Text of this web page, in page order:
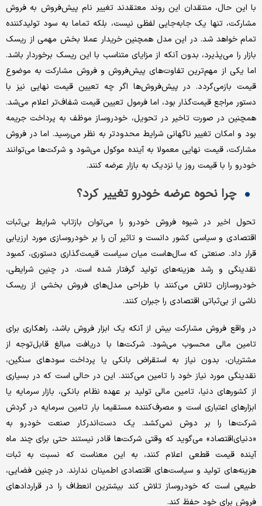
با این حال، منتقدان این روند معتقدند تغییر نام پیش‌فروش به فروش
مشارکت، تنها یک جابه‌جایی لفظی نیست، بلکه تماما به سود تولیدکننده
تمام خواهد شد. در این مدل همچنین خریدار عملا بخش مهمی از ریسک
بازار را می‌پذیرد، بدون آنکه از مزایای متناسب با این ریسک برخوردار باشد.
اما یکی از مهم‌ترین تفاوت‌های پیش‌فروش و فروش مشارکت به موضوع
قیمت بازمی‌گردد. در پیش‌فروش‌ها اگر چه تعیین قیمت نهایی نیز با
دستور مراجع قیمت‌گذار بود، اما فرمول تعیین قیمت شفاف‌تر اعلام می‌شد.
همچنین در صورت تاخیر در تحویل، خودروساز موظف به پرداخت جریمه
بود و امکان تغییر ناگهانی شرایط محدودتر به نظر می‌رسید. اما در فروش
مشارکت، قیمت نهایی معمولا به آینده موکول می‌شود و شرکت‌ها می‌توانند
خودرو را با قیمت روز یا نزدیک به بازار عرضه کنند.
چرا نحوه عرضه خودرو تغییر کرد؟
تحول اخیر در شیوه فروش خودرو را می‌توان بازتاب شرایط بی‌ثبات
اقتصادی و سیاسی کشور دانست و تاثیر آن را بر خودروسازی مورد ارزیابی
قرار داد. صنعتی که سال‌هاست میان سیاست قیمت‌گذاری دستوری، کمبود
نقدینگی و رشد هزینه‌های تولید گرفتار شده است. در چنین شرایطی،
خودروسازان تلاش می‌کنند با طراحی مدل‌های فروش بخشی از ریسک
ناشی از بی‌ثباتی اقتصادی را جبران کنند.
در واقع فروش مشارکت بیش از آنکه یک ابزار فروش باشد، راهکاری برای
تامین مالی محسوب می‌شود. شرکت‌ها با دریافت مبالغ قابل‌توجه از
مشتریان، بدون نیاز به استقراض بانکی یا پرداخت سودهای سنگین،
نقدینگی مورد نیاز خود را تامین می‌کنند. این در حالی است که در بسیاری
از کشورهای دنیا، تامین مالی تولید بر عهده نظام بانکی، بازار سرمایه یا
ابزارهای اعتباری است و مصرف‌کننده مستقیما بار تامین سرمایه در گردش
شرکت‌ها را بر دوش نمی‌کشد. یک دست‌اندرکار صنعت خودرو به
«دنیای‌اقتصاد» می‌گوید که وقتی شرکت‌ها قادر نیستند حتی برای چند ماه
آینده قیمت قطعی اعلام کنند، به این معناست که نسبت به ثبات
هزینه‌های تولید و سیاست‌های اقتصادی اطمینان ندارند. در چنین فضایی،
طبیعی است که خودروساز تلاش کند بیشترین انعطاف را در قراردادهای
فروش برای خود حفظ کند.